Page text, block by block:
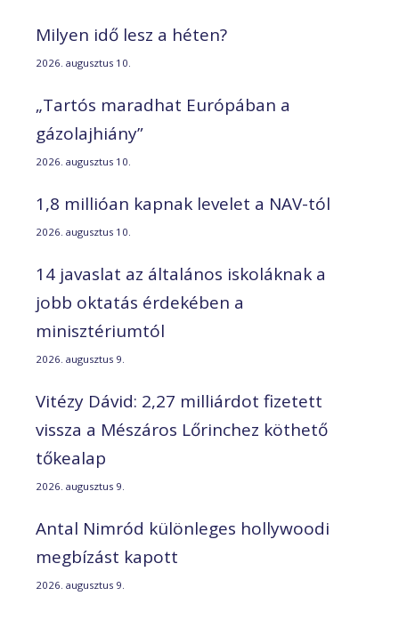
Milyen idő lesz a héten?
2026. augusztus 10.
„Tartós maradhat Európában a
gázolajhiány”
2026. augusztus 10.
1,8 millióan kapnak levelet a NAV-tól
2026. augusztus 10.
14 javaslat az általános iskoláknak a
jobb oktatás érdekében a
minisztériumtól
2026. augusztus 9.
Vitézy Dávid: 2,27 milliárdot fizetett
vissza a Mészáros Lőrinchez köthető
tőkealap
2026. augusztus 9.
Antal Nimród különleges hollywoodi
megbízást kapott
2026. augusztus 9.